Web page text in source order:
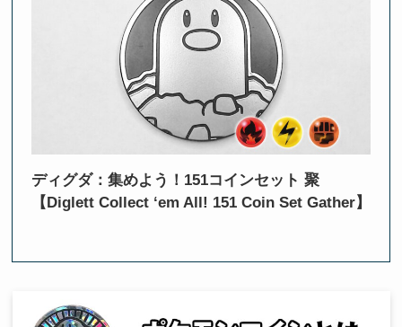
ディグダ：集めよう！151コインセット 聚
【Diglett Collect ‘em All! 151 Coin Set Gather】